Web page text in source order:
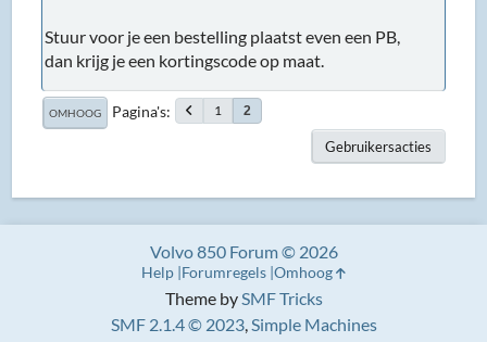
Stuur voor je een bestelling plaatst even een PB,
dan krijg je een kortingscode op maat.
OMHOOG Pagina's 1 2
Gebruikersacties
Theme bySMF Tricks
SMF 2.1.4 © 2023,Simple Machines
Volvo 850 Forum © 2026
Help Forumregels Omhoog